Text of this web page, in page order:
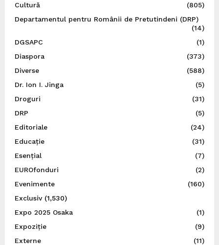
Cultură
(805)
Departamentul pentru Românii de Pretutindeni (DRP)
(14)
DGSAPC
(1)
Diaspora
(373)
Diverse
(588)
Dr. Ion I. Jinga
(5)
Droguri
(31)
DRP
(5)
Editoriale
(24)
Educație
(31)
Esențial
(7)
EUROfonduri
(2)
Evenimente
(160)
Exclusiv(1,530)
Expo 2025 Osaka
(1)
Expoziție
(9)
Externe
(11)